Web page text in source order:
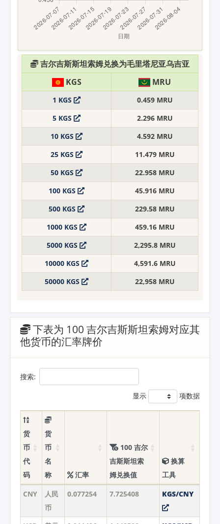
吉尔吉斯斯坦索姆兑换为毛里塔尼亚乌吉亚
KGS
MRU
1 KGS
0.459 MRU
5 KGS
2.296 MRU
10 KGS
4.592 MRU
25 KGS
11.479 MRU
50 KGS
22.958 MRU
100 KGS
45.916 MRU
500 KGS
229.58 MRU
1000 KGS
459.16 MRU
5000 KGS
2,295.8 MRU
10000 KGS
4,591.6 MRU
50000 KGS
22,958 MRU
下表为 100 吉尔吉斯斯坦索姆对应其
他货币的汇率牌价
搜索:
显示 项数据
货
币
代
码
货
币
名
称
汇率
100 吉尔
吉斯斯坦索
姆兑换值
换算
工具
CNY
人民
币
0.077254 7.725408 KGS/CNY